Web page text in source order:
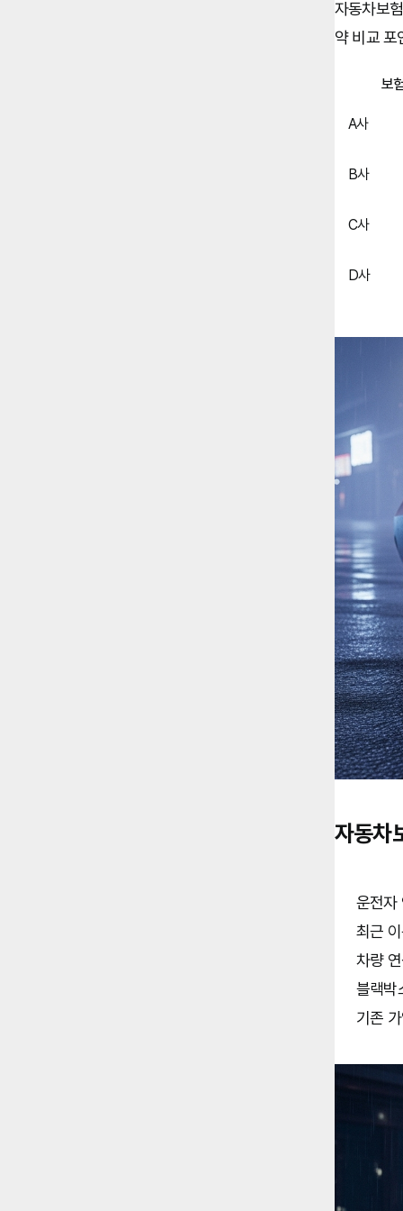
자동차보
약 비교 포
보
A사
B사
C사
D사
자동차
운전자
최근
차량 연
블랙박
기존